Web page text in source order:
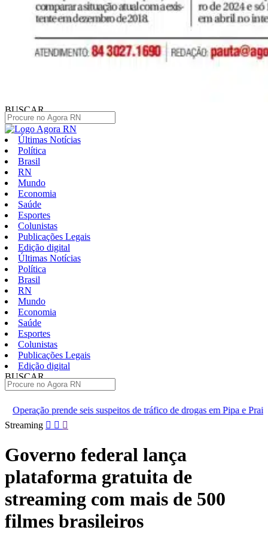
BUSCAR
Últimas Notícias
Política
Brasil
RN
Mundo
Economia
Saúde
Esportes
Colunistas
Publicações Legais
Edição digital
Últimas Notícias
Política
Brasil
RN
Mundo
Economia
Saúde
Esportes
Colunistas
Publicações Legais
Edição digital
BUSCAR
suspeitos de tráfico de drogas em Pipa e Praia do Madeiro
Pular
conteúdo
Streaming
Governo federal lança
plataforma gratuita de
streaming com mais de 500
filmes brasileiros